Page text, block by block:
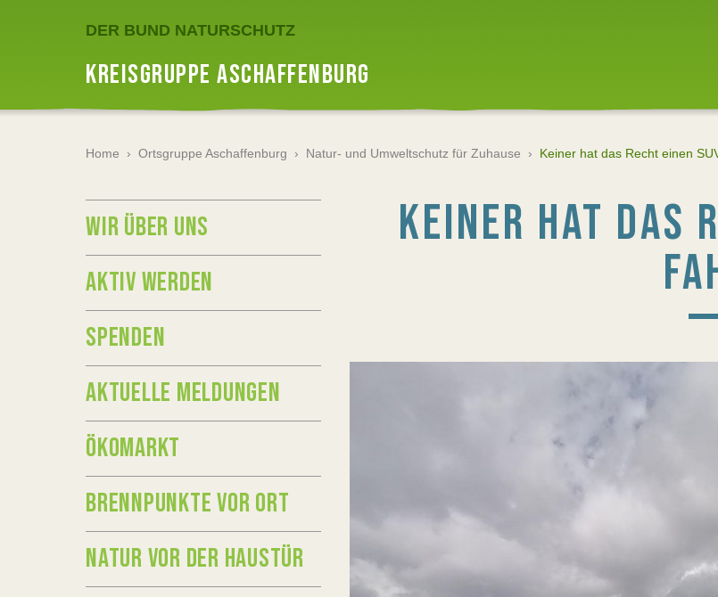
DER BUND NATURSCHUTZ
KREISGRUPPE ASCHAFFENBURG
Home › Ortsgruppe Aschaffenburg › Natur- und Umweltschutz für Zuhause › Keiner hat das Recht einen
KEINER HAT DAS
WIR ÜBER UNS
AKTIV WERDEN
SPENDEN
AKTUELLE MELDUNGEN
ÖKOMARKT
BRENNPUNKTE VOR ORT
NATUR VOR DER HAUSTÜR